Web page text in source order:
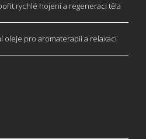
rychlé hojení a regeneraci těla
oleje pro aromaterapii a relaxaci